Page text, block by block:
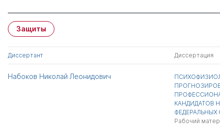
Защиты
Диссертант Диссертация
Набоков Николай Леонидович
КАНДИДАТОВ
ФЕДЕРАЛЬНЫХ
Рабочий